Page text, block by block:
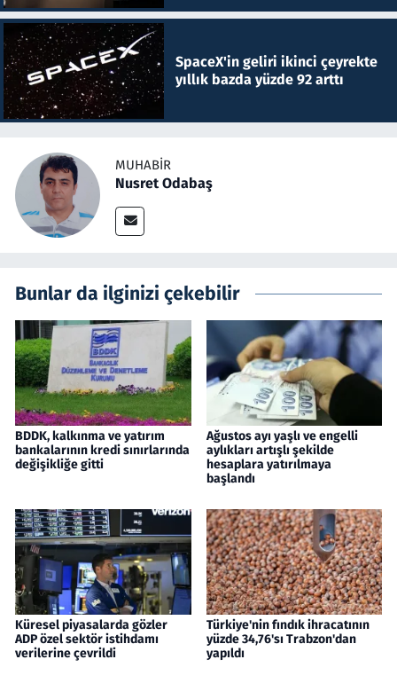
SpaceX'in geliri ikinci çeyrekte
yıllık bazda yüzde 92 arttı
MUHABIR
Nusret Odabaş
Bunlar da ilginizi çekebilir
BDDK, kalkınma ve yatırım
bankalarının kredi sınırlarında
değişikliğe gitti
Ağustos ayı yaşlı ve engelli
aylıkları artışlı şekilde
hesaplara yatırılmaya
başlandı
Küresel piyasalarda gözler
ADP özel sektör istihdamı
verilerine çevrildi
Türkiye'nin fındık ihracatının
yüzde 34,76'sı Trabzon'dan
yapıldı